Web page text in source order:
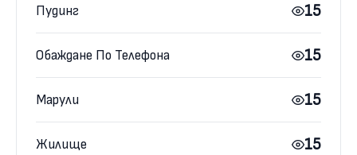
Пудинг 15
Обаждане По Телефона 15
Марули 15
Жилище 15